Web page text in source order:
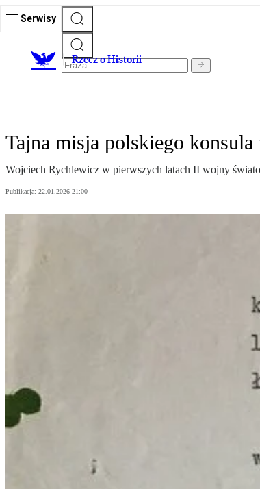
Serwisy
Rzecz o Historii
Tajna misja polskiego
Wojciech Rychlewicz w pierwszych latach II wojny
Publikacja: 22.01.2026 21:00